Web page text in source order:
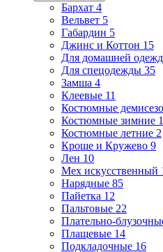
Бархат 4
Вельвет 5
Габардин 5
Джинс и Коттон 15
Для домашней
Для спецодежды 35
Замша 4
Клеевые 11
Костюмные
Костюмные зимние
Костюмные летние 2
Кроше и Кружево 9
Лен 10
Мех искусственный
Нарядные 85
Пайетка 12
Пальтовые 22
Плательно-
Плащевые 14
Подкладочные 16